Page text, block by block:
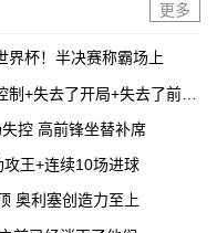
更多
界杯！半决赛称霸场上
+失去了开局+失去了前锋
控 高前锋坐替补席
王+连续10场进球
奥利塞创造力至上